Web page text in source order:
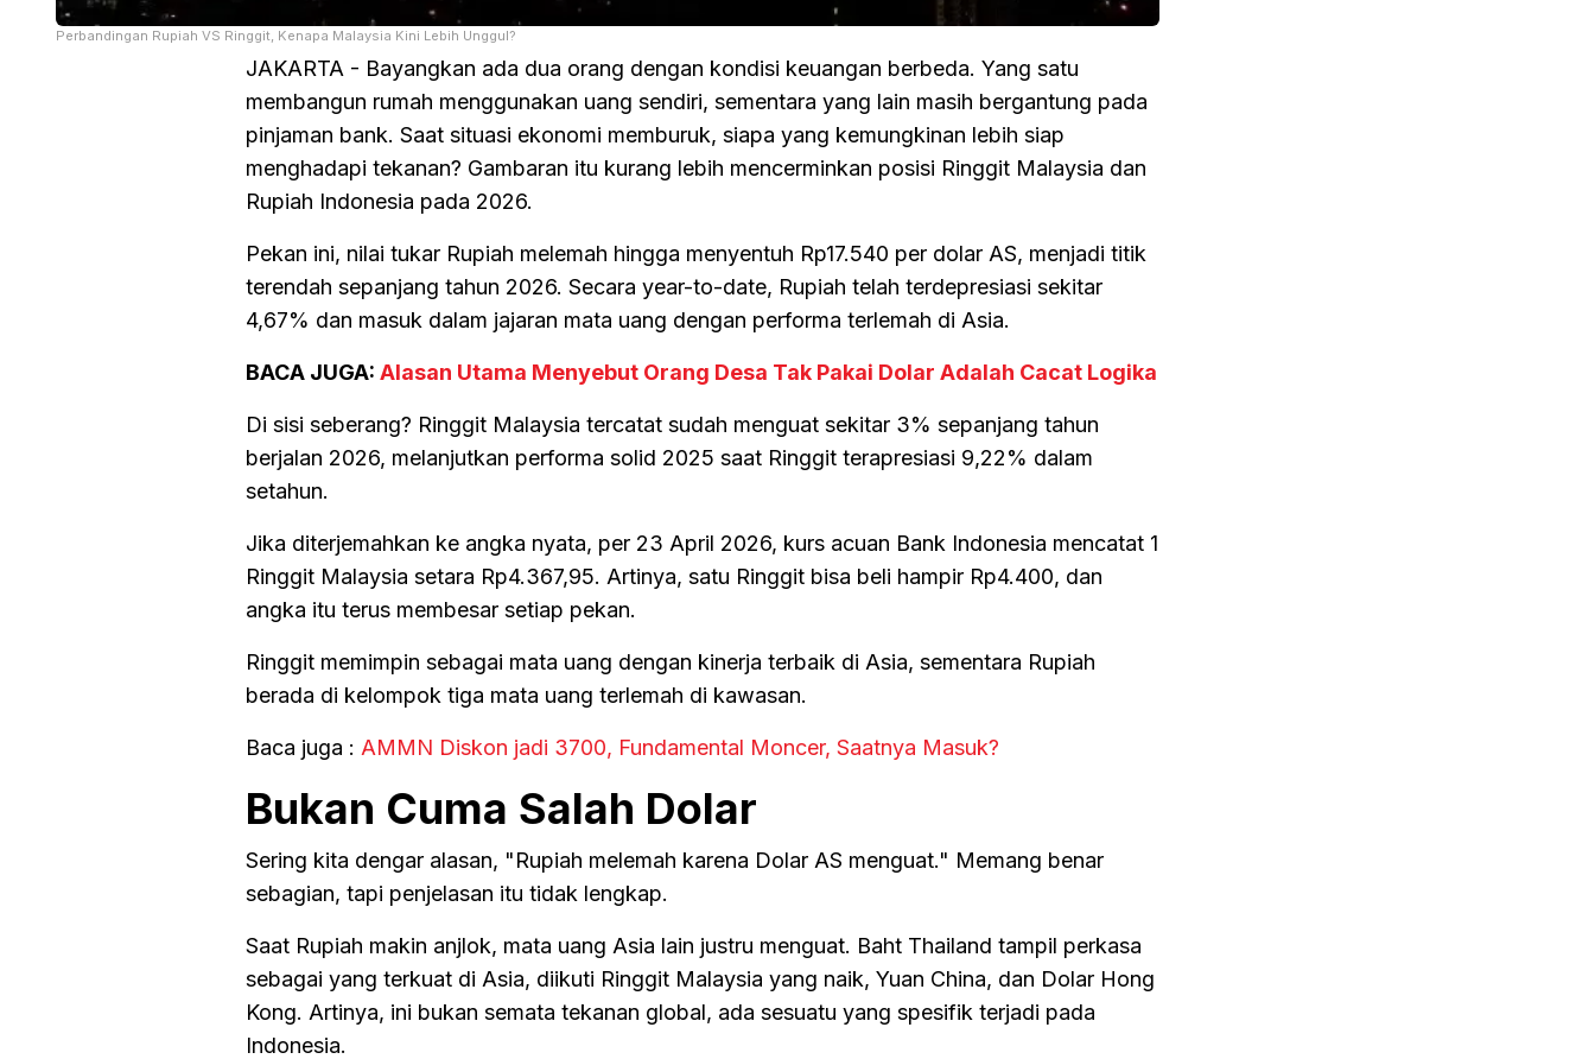
Perbandingan Rupiah VS Ringgit, Kenapa Malaysia Kini Lebih Unggul?
JAKARTA - Bayangkan ada dua orang dengan kondisi keuangan berbeda. Yang satu
membangun rumah menggunakan uang sendiri, sementara yang lain masih bergantung pada
pinjaman bank. Saat situasi ekonomi memburuk, siapa yang kemungkinan lebih siap
menghadapi tekanan? Gambaran itu kurang lebih mencerminkan posisi Ringgit Malaysia dan
Rupiah Indonesia pada 2026.
Pekan ini, nilai tukar Rupiah melemah hingga menyentuh Rp17.540 per dolar AS, menjadi titik
terendah sepanjang tahun 2026. Secara year-to-date, Rupiah telah terdepresiasi sekitar
4,67% dan masuk dalam jajaran mata uang dengan performa terlemah di Asia.
BACA JUGA: Alasan Utama Menyebut Orang Desa Tak Pakai Dolar Adalah Cacat Logika
Di sisi seberang? Ringgit Malaysia tercatat sudah menguat sekitar 3% sepanjang tahun
berjalan 2026, melanjutkan performa solid 2025 saat Ringgit terapresiasi 9,22% dalam
setahun.
Jika diterjemahkan ke angka nyata, per 23 April 2026, kurs acuan Bank Indonesia mencatat 1
Ringgit Malaysia setara Rp4.367,95. Artinya, satu Ringgit bisa beli hampir Rp4.400, dan
angka itu terus membesar setiap pekan.
Ringgit memimpin sebagai mata uang dengan kinerja terbaik di Asia, sementara Rupiah
berada di kelompok tiga mata uang terlemah di kawasan.
Baca juga : AMMN Diskon jadi 3700, Fundamental Moncer, Saatnya Masuk?
Bukan Cuma Salah Dolar
Sering kita dengar alasan, "Rupiah melemah karena Dolar AS menguat." Memang benar
sebagian, tapi penjelasan itu tidak lengkap.
Saat Rupiah makin anjlok, mata uang Asia lain justru menguat. Baht Thailand tampil perkasa
sebagai yang terkuat di Asia, diikuti Ringgit Malaysia yang naik, Yuan China, dan Dolar Hong
Kong. Artinya, ini bukan semata tekanan global, ada sesuatu yang spesifik terjadi pada
Indonesia.